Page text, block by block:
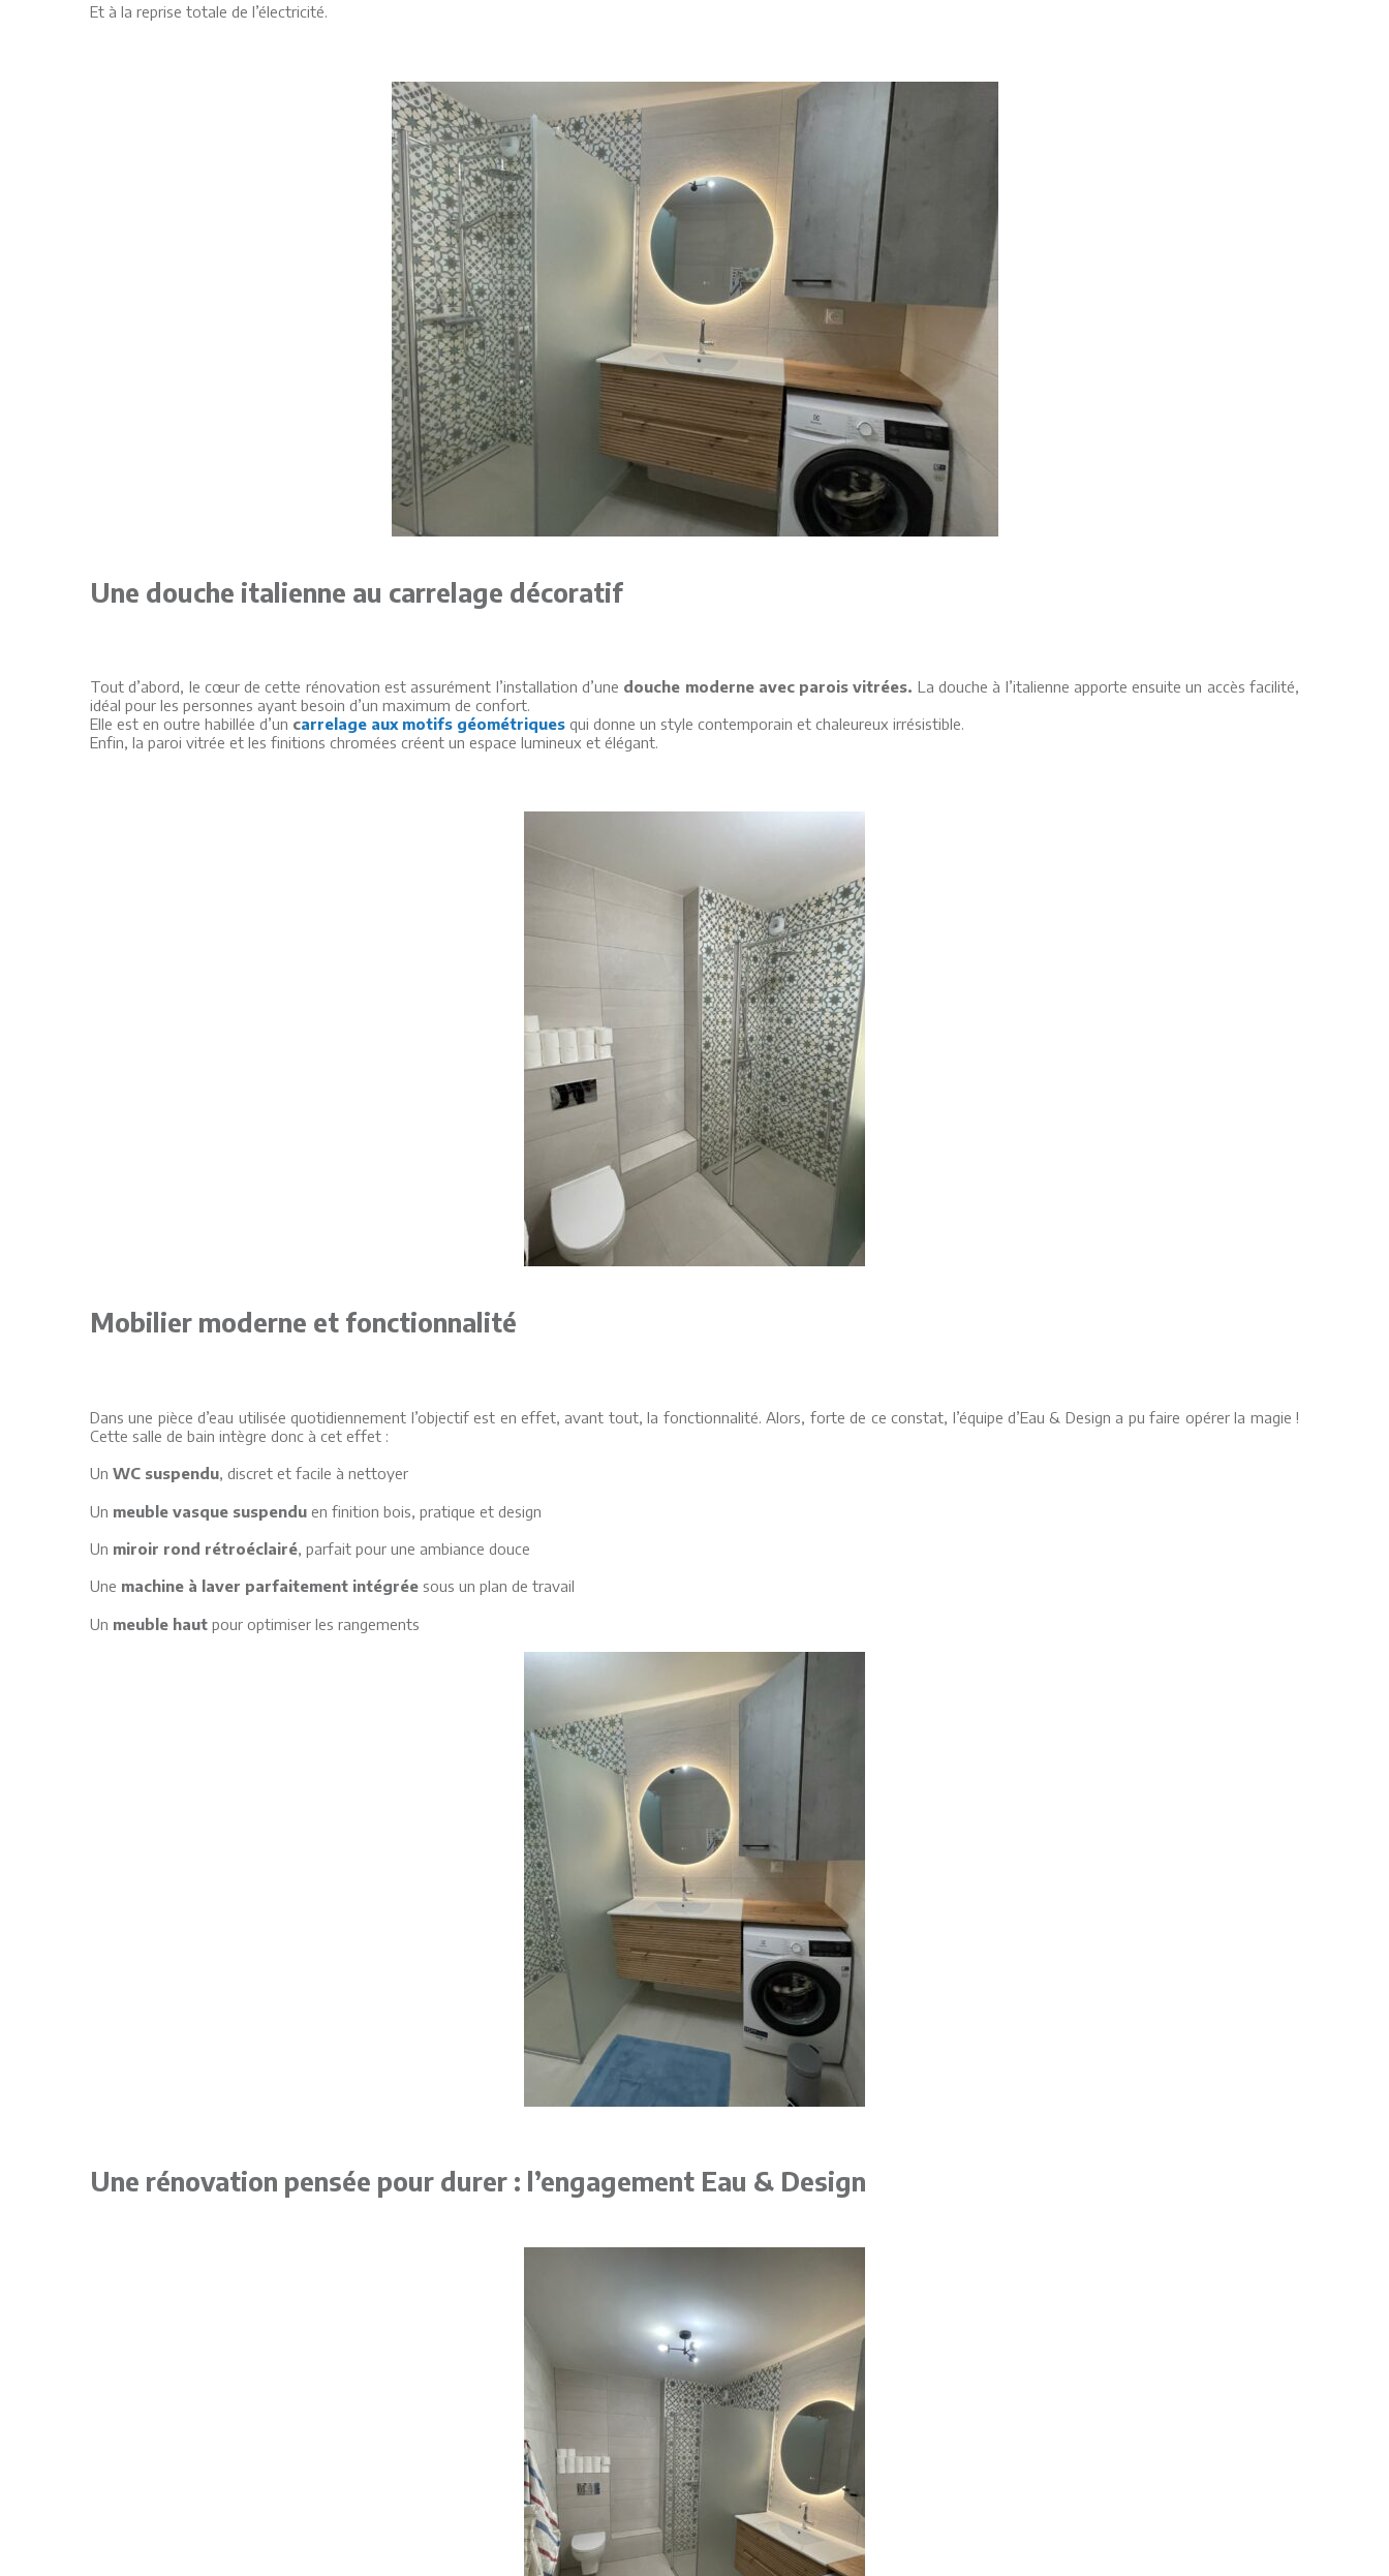
Et à la reprise totale de l’électricité.
Une douche italienne au carrelage décoratif
Tout d’abord, le cœur de cette rénovation est assurément l’installation d’une douche moderne avec parois vitrées. La douche à l’italienne apporte ensuite un accès facilité,
idéal pour les personnes ayant besoin d’un maximum de confort.
Elle est en outre habillée d’un carrelage aux motifs géométriques qui donne un style contemporain et chaleureux irrésistible.
Enfin, la paroi vitrée et les finitions chromées créent un espace lumineux et élégant.
Mobilier moderne et fonctionnalité
Dans une pièce d’eau utilisée quotidiennement l’objectif est en effet, avant tout, la fonctionnalité. Alors, forte de ce constat, l’équipe d’Eau & Design a pu faire opérer la magie !
Cette salle de bain intègre donc à cet effet :
Un WC suspendu, discret et facile à nettoyer
Un meuble vasque suspendu en finition bois, pratique et design
Un miroir rond rétroéclairé, parfait pour une ambiance douce
Une machine à laver parfaitement intégrée sous un plan de travail
Un meuble haut pour optimiser les rangements
Une rénovation pensée pour durer : l’engagement Eau & Design